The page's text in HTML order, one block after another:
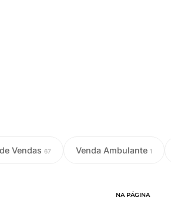
Vendas 67 Venda Ambulante 1
NA PÁGINA